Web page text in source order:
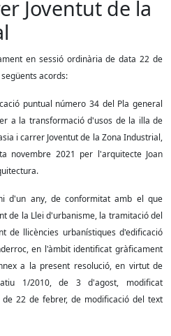
Joventut de la
en sessió ordinària de data 22 de
acords:
puntual número 34 del Pla general
a la transformació d'usos de la illa de
i carrer Joventut de la Zona Industrial,
novembre 2021 per l'arquitecte Joan
d'un any, de conformitat amb el que
de la Llei d'urbanisme, la tramitació del
de llicències urbanístiques d'edificació
en l'àmbit identificat gràficament
a la present resolució, en virtut de
1/2010, de 3 d'agost, modificat
22 de febrer, de modificació del text